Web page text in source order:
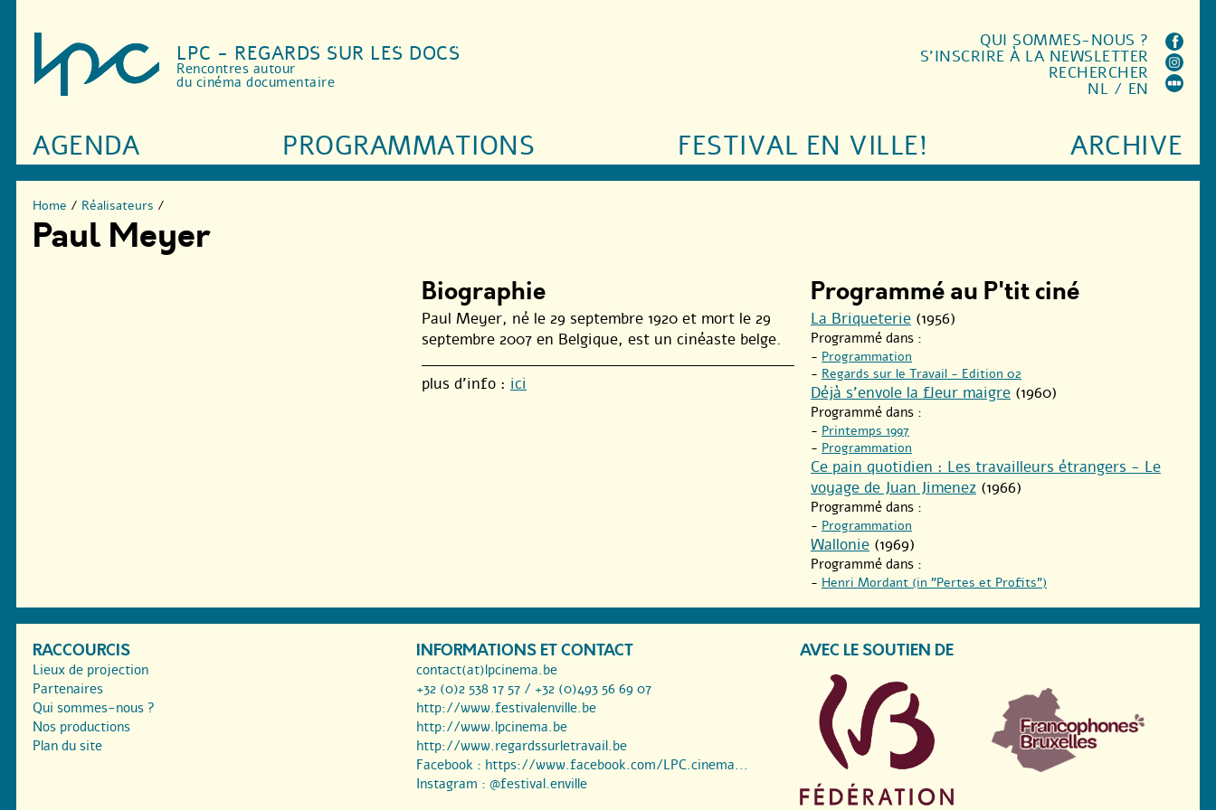
LPC - REGARDS SUR LES DOCS
Rencontres autour
du cinéma documentaire
AGENDA PROGRAMMATIONS FESTIVAL EN VILLE! ARCHIVE
QUI SOMMES-NOUS ?
S'INSCRIRE À LA NEWSLETTER
RECHERCHER
NL / EN
Home / Réalisateurs /
Paul Meyer
Biographie
Paul Meyer, né le 29 septembre 1920 et mort le 29
septembre 2007 en Belgique, est un cinéaste belge.
plus d’info : ici
Programmé au P'tit ciné
La Briqueterie (1956)
Programmé dans :
- Programmation
- Regards sur le Travail - Edition 02
Déjà s’envole la fleur maigre (1960)
Programmé dans :
- Printemps 1997
- Programmation
Ce pain quotidien : Les travailleurs étrangers - Le
voyage de Juan Jimenez (1966)
Programmé dans :
- Programmation
Wallonie (1969)
Programmé dans :
- Henri Mordant (in "Pertes et Profits")
RACCOURCIS
Lieux de projection
Partenaires
Qui sommes-nous ?
Nos productions
Plan du site
INFORMATIONS ET CONTACT
contact(at)lpcinema.be
+32 (0)2 538 17 57 / +32 (0)493 56 69 07
http://www.festivalenville.be
http://www.lpcinema.be
http://www.regardssurletravail.be
Facebook : https://www.facebook.com/LPC.cinema...
Instagram : @festival.enville
AVEC LE SOUTIEN DE